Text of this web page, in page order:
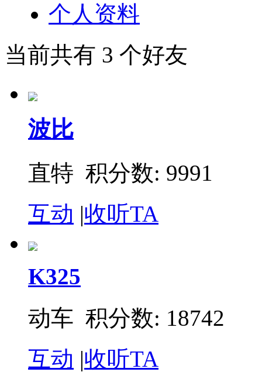
个人资料
当前共有 3 个好友
波比
直特 积分数: 9991
互动 |收听TA
K325
动车 积分数: 18742
互动 |收听TA